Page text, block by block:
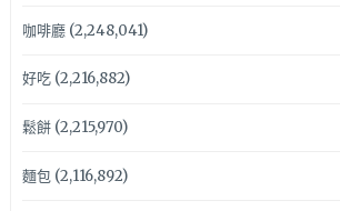
咖啡廳(2,248,041)
好吃(2,216,882)
鬆餅(2,215,970)
麵包(2,116,892)